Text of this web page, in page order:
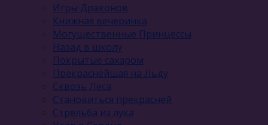
Игры Драконов
Книжная вечеринка
Могущественные Принцессы
Назад в школу
Покрытые сахаром
Прекраснейшая на Льду
Сквозь Леса
Становиться прекрасней
Стрельба из лука